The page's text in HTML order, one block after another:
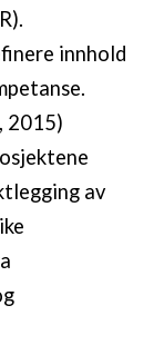
innhold
2015)
av